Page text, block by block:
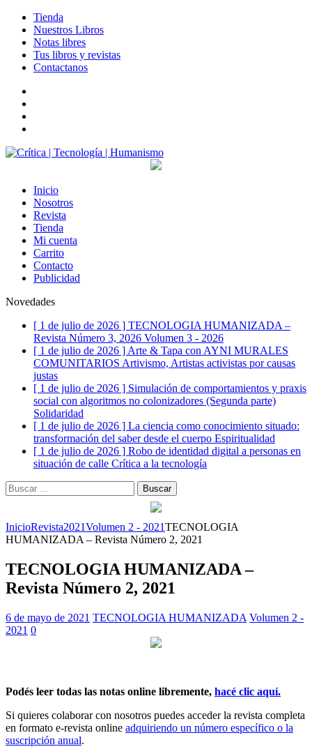
Tienda
Nuestros Libros
Notas libres
Tus libros y revistas
Contactanos
Inicio
Nosotros
Revista
Tienda
Mi cuenta
Carrito
Contacto
Publicidad
Novedades
[ 1 de julio de 2026 ] TECNOLOGIA HUMANIZADA –
Revista Número 3, 2026 Volumen 3 - 2026
[ 1 de julio de 2026 ] Arte & Tapa con AYNI MURALES
COMUNITARIOS Artivismo, Artistas activistas por causas
justas
[ 1 de julio de 2026 ] Simulación de comportamientos y praxis
social con algoritmos no colonizadores (Segunda parte)
Solidaridad
[ 1 de julio de 2026 ] La ciencia como conocimiento situado:
transformación del saber desde el cuerpo Espiritualidad
[ 1 de julio de 2026 ] Robo de identidad digital a personas en
situación de calle Crítica a la tecnología
Buscar:
InicioRevista2021Volumen 2 - 2021TECNOLOGIA
HUMANIZADA – Revista Número 2, 2021
TECNOLOGIA HUMANIZADA –
Revista Número 2, 2021
6 de mayo de 2021 TECNOLOGIA HUMANIZADA Volumen 2 -
2021 0
Podés leer todas las notas online libremente, hacé clic aquí.
Si quieres colaborar con nosotros puedes acceder la revista completa
en formato e-revista online adquiriendo un número específico o la
suscripción anual.